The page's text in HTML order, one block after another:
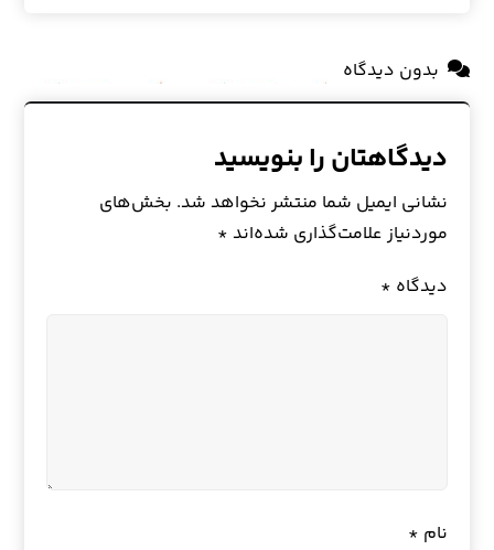
بدون دیدگاه
دیدگاهتان را بنویسید
نشانی ایمیل شما منتشر نخواهد شد. بخش‌های
موردنیاز علامت‌گذاری شده‌اند *
دیدگاه *
نام *